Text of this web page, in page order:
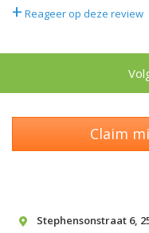
+ Reageer op deze review
Claim
Stephensonstraat 6,